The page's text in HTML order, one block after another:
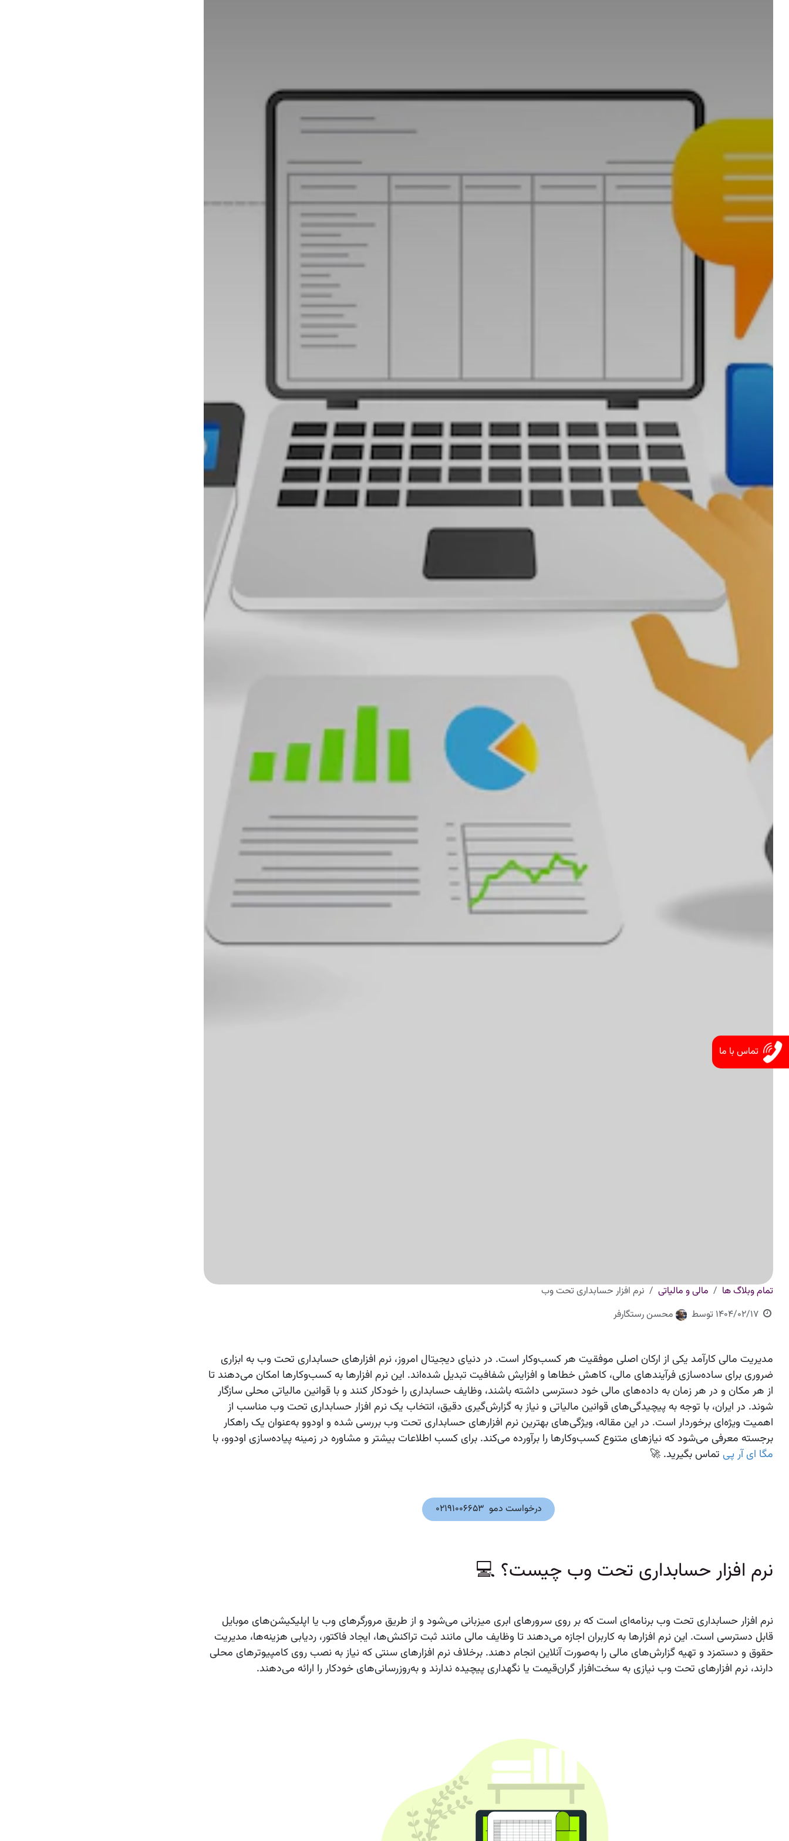
تمام وبلاگ ها مالی و مالیاتی
نرم افزار حسابداری تحت وب
1404/02/17 توسط محسن رستگارفر
مدیریت مالی کارآمد یکی از ارکان اصلی موفقیت هر کسب‌وکار است. در دنیای دیجیتال امروز، نرم‌ افزارهای حسابداری تحت وب به ابزاری
ضروری برای ساده‌سازی فرآیندهای مالی، کاهش خطاها و افزایش شفافیت تبدیل شده‌اند. این نرم‌ افزارها به کسب‌وکارها امکان می‌دهند تا
از هر مکان و در هر زمان به داده‌های مالی خود دسترسی داشته باشند، وظایف حسابداری را خودکار کنند و با قوانین مالیاتی محلی سازگار
شوند. در ایران، با توجه به پیچیدگی‌های قوانین مالیاتی و نیاز به گزارش‌گیری دقیق، انتخاب یک نرم‌ افزار حسابداری تحت وب مناسب از
اهمیت ویژه‌ای برخوردار است. در این مقاله، ویژگی‌های بهترین نرم‌ افزارهای حسابداری تحت وب بررسی شده و اودوو به‌عنوان یک راهکار
برجسته معرفی می‌شود که نیازهای متنوع کسب‌وکارها را برآورده می‌کند. برای کسب اطلاعات بیشتر و مشاوره در زمینه پیاده‌سازی اودوو، با
مگا ای آر پی تماس بگیرید. 🚀
درخواست دمو 02191006653
نرم‌ افزار حسابداری تحت وب چیست؟ 💻
نرم‌ افزار حسابداری تحت وب برنامه‌ای است که بر روی سرورهای ابری میزبانی می‌شود و از طریق مرورگرهای وب یا اپلیکیشن‌های موبایل
قابل دسترسی است. این نرم‌ افزارها به کاربران اجازه می‌دهند تا وظایف مالی مانند ثبت تراکنش‌ها، ایجاد فاکتور، ردیابی هزینه‌ها، مدیریت
حقوق و دستمزد و تهیه گزارش‌های مالی را به‌صورت آنلاین انجام دهند. برخلاف نرم‌ افزارهای سنتی که نیاز به نصب روی کامپیوترهای محلی
دارند، نرم‌ افزارهای تحت وب نیازی به سخت‌افزار گران‌قیمت یا نگهداری پیچیده ندارند و به‌روزرسانی‌های خودکار را ارائه می‌دهند.
تماس با ما